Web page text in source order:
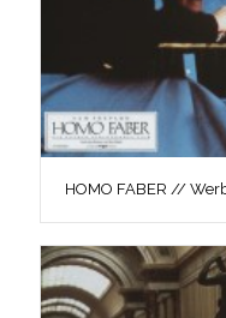
HOMO FABER //